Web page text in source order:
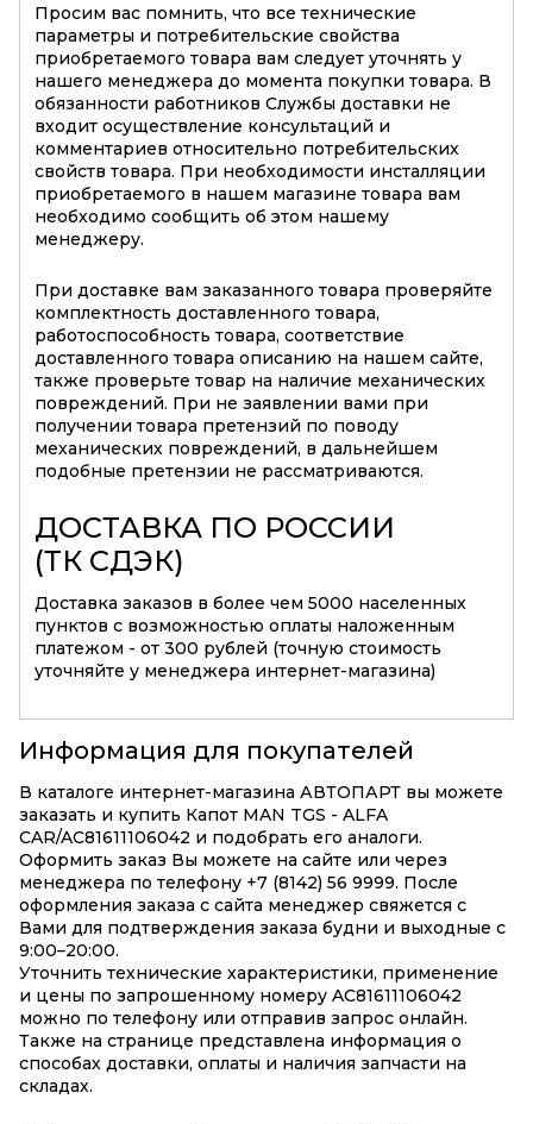
Просим вас помнить, что все технические
параметры и потребительские свойства
приобретаемого товара вам следует уточнять у
нашего менеджера до момента покупки товара. В
обязанности работников Службы доставки не
входит осуществление консультаций и
комментариев относительно потребительских
свойств товара. При необходимости инсталляции
приобретаемого в нашем магазине товара вам
необходимо сообщить об этом нашему
менеджеру.
При доставке вам заказанного товара проверяйте
комплектность доставленного товара,
работоспособность товара, соответствие
доставленного товара описанию на нашем сайте,
также проверьте товар на наличие механических
повреждений. При не заявлении вами при
получении товара претензий по поводу
механических повреждений, в дальнейшем
подобные претензии не рассматриваются.
ДОСТАВКА ПО РОССИИ
(ТК СДЭК)
Доставка заказов в более чем 5000 населенных
пунктов с возможностью оплаты наложенным
платежом - от 300 рублей (точную стоимость
уточняйте у менеджера интернет-магазина)
Информация для покупателей
В каталоге интернет-магазина АВТОПАРТ вы можете
заказать и купить Капот MAN TGS - ALFA
CAR/AC81611106042 и подобрать его аналоги.
Оформить заказ Вы можете на сайте или через
менеджера по телефону +7 (8142) 56 9999. После
оформления заказа с сайта менеджер свяжется с
Вами для подтверждения заказа будни и выходные с
9:00–20:00.
Уточнить технические характеристики, применение
и цены по запрошенному номеру AC81611106042
можно по телефону или отправив запрос онлайн.
Также на странице представлена информация о
способах доставки, оплаты и наличия запчасти на
складах.